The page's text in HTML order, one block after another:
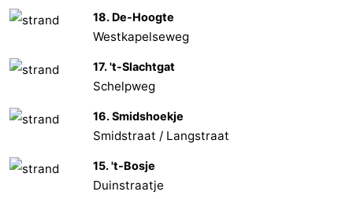
18. De-Hoogte
Westkapelseweg
17. 't-Slachtgat
Schelpweg
16. Smidshoekje
Smidstraat / Langstraat
15. 't-Bosje
Duinstraatje